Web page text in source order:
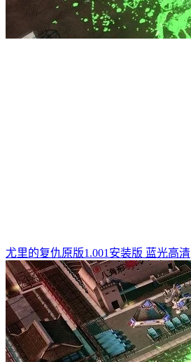
尤里的复仇原版1.001安装版 蓝光高清